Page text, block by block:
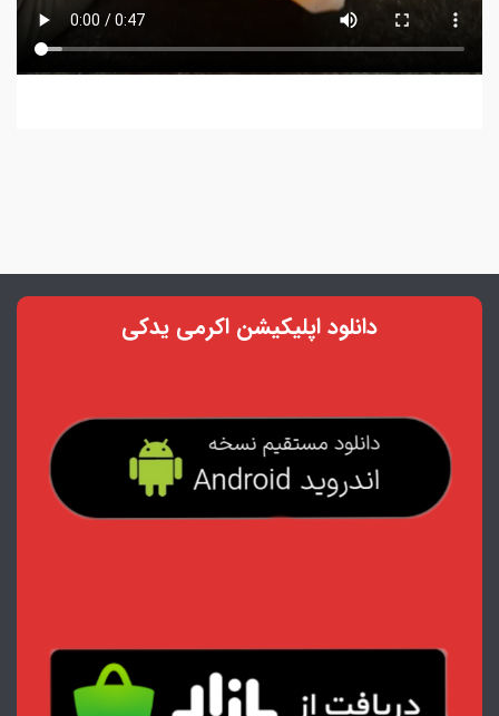
دانلود اپلیکیشن اکرمی یدکی